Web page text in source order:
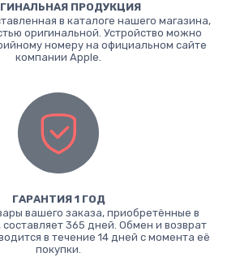
ПРОДУКЦИЯ
в каталоге нашего магазина,
оригинальной. Устройство можно
номеру на официальном сайте
компании Apple.
ГАРАНТИЯ 1 ГОД
вашего заказа, приобретённые в
365 дней. Обмен и возврат
в течение 14 дней с момента её
покупки.